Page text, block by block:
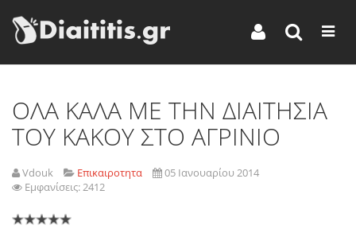
ΟΛΑ ΚΑΛΑ ΜΕ ΤΗΝ ΔΙΑΙΤΗΣΙΑ
ΤΟΥ ΚΑΚΟΥ ΣΤΟ ΑΓΡΙΝΙΟ
Vdouk Επικαιροτητα
05 Ιανουαρίου 2014
Εμφανίσεις: 2412